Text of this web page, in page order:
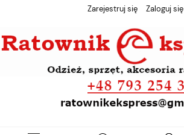
Zarejestruj się Zaloguj się